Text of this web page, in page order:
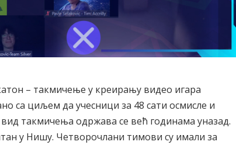
– такмичење у креирању видео игара
са циљем да учесници за 48 сати осмисле и
такмичења одржава се већ годинама уназад.
у Нишу. Четворочлани тимови су имали за